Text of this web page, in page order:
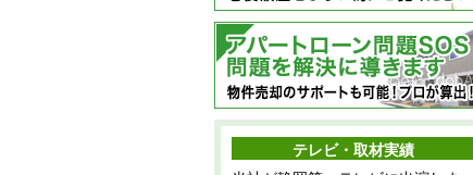
テレビ・取材実績